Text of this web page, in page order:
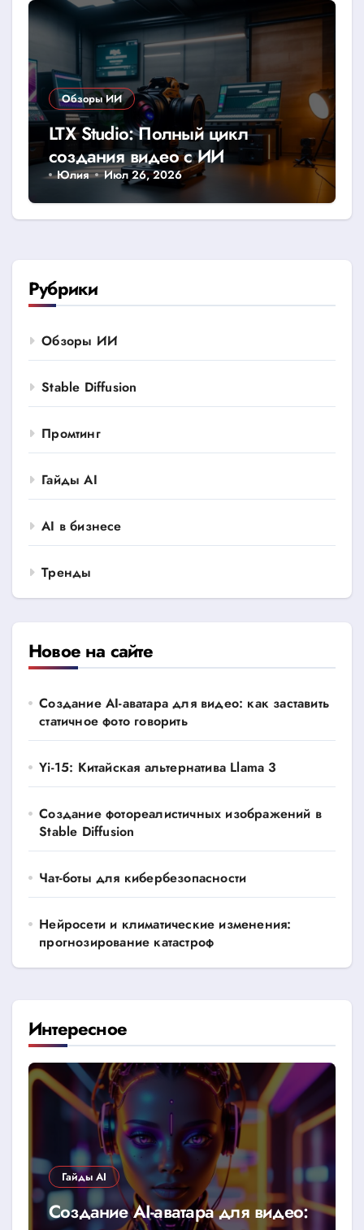
Обзоры ИИ
LTX Studio: Полный цикл
создания видео с ИИ
Юлия Июл 26, 2026
Рубрики
Обзоры ИИ
Stable Diffusion
Промтинг
Гайды AI
AI в бизнесе
Тренды
Новое на сайте
Создание AI-аватара для видео: как заставить
статичное фото говорить
Yi-15: Китайская альтернатива Llama 3
Создание фотореалистичных изображений в
Stable Diffusion
Чат-боты для кибербезопасности
Нейросети и климатические изменения:
прогнозирование катастроф
Интересное
Гайды AI
Создание AI-аватара для видео: